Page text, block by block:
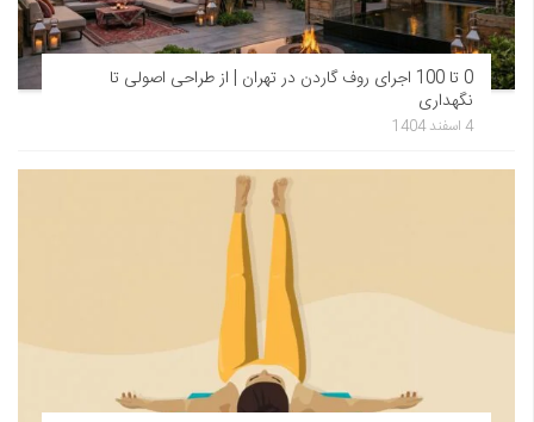
0 تا 100 اجرای روف گاردن در تهران | از طراحی اصولی تا
نگهداری
4 اسفند 1404